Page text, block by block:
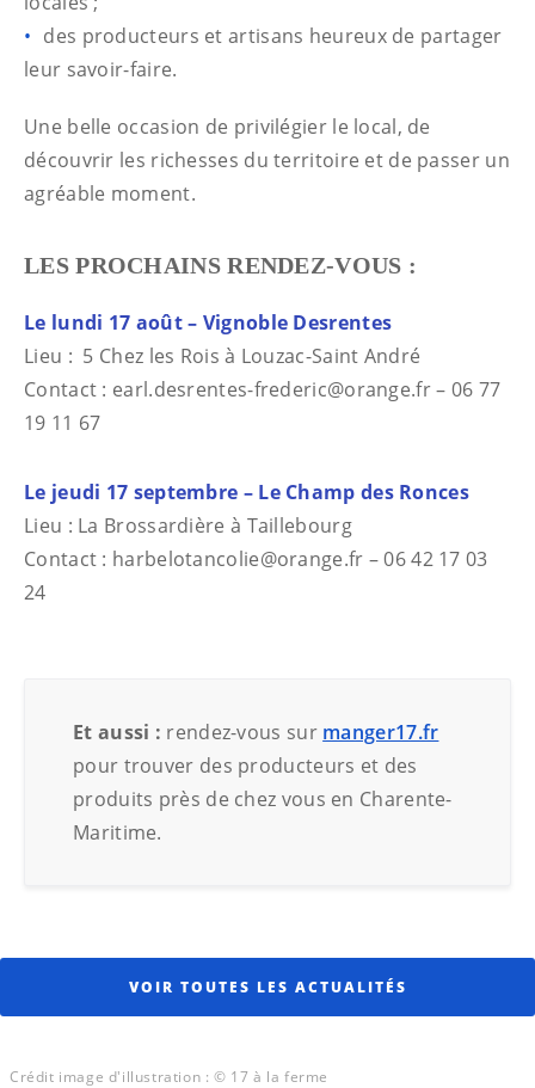
des producteurs et artisans heureux de partager
leur savoir-faire.
Une belle occasion de privilégier le local, de
découvrir les richesses du territoire et de passer un
agréable moment.
LES PROCHAINS RENDEZ-VOUS :
Le lundi 17 août – Vignoble Desrentes
Lieu : 5 Chez les Rois à Louzac-Saint André
Contact : earl.desrentes-frederic@orange.fr – 06 77
19 11 67
Le jeudi 17 septembre – Le Champ des Ronces
Lieu : La Brossardière à Taillebourg
Contact : harbelotancolie@orange.fr – 06 42 17 03
24
Et aussi : rendez-vous sur manger17.fr
pour trouver des producteurs et des
produits près de chez vous en Charente-
Maritime.
VOIR TOUTES LES ACTUALITÉS
Crédit image d'illustration : © 17 à la ferme